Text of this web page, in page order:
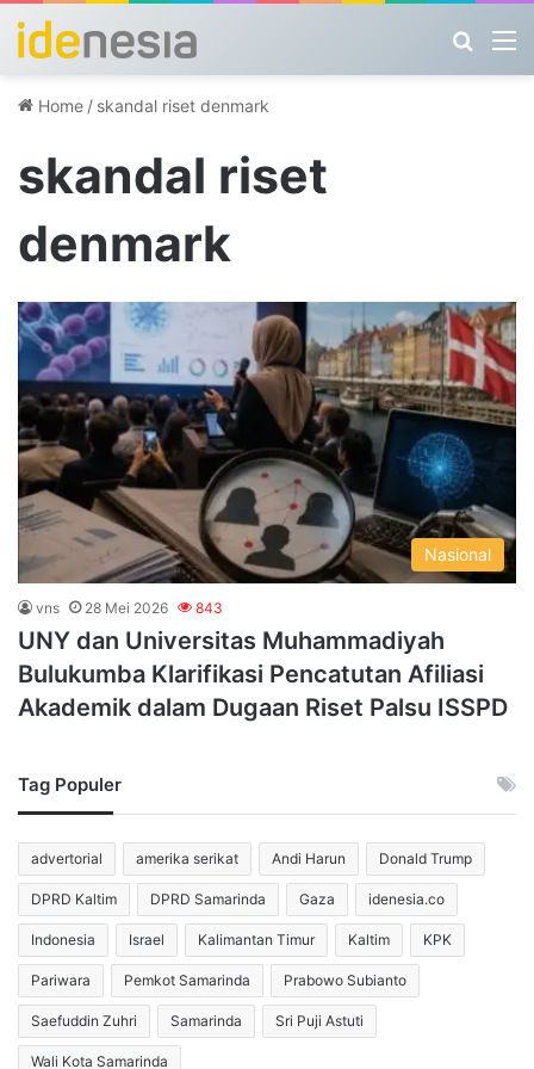
Home / skandal riset denmark
skandal riset
denmark
Nasional
vns 28 Mei 2026 843
UNY dan Universitas Muhammadiyah
Bulukumba Klarifikasi Pencatutan Afiliasi
Akademik dalam Dugaan Riset Palsu ISSPD
Tag Populer
advertorial amerika serikat Andi Harun Donald Trump
DPRD Kaltim DPRD Samarinda Gaza idenesia.co
Indonesia Israel Kalimantan Timur Kaltim KPK
Pariwara Pemkot Samarinda Prabowo Subianto
Saefuddin Zuhri Samarinda Sri Puji Astuti
Wali Kota Samarinda